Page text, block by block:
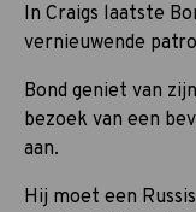
In Craigs laatste
vernieuwende
Bond geniet van
bezoek van een
aan.
Hij moet een